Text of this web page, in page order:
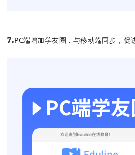
7.PC端增加学友圈，与移动端同步，促